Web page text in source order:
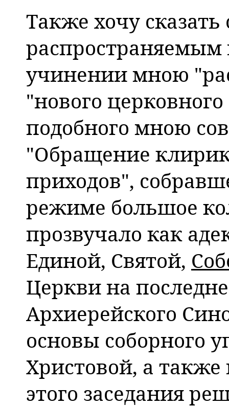
Также хочу
распространяемым
учинении мною
"нового
подобного мною
"Обращение
приходов",
режиме большое
прозвучало как
Единой, Святой,
Церкви на
Архиерейского
основы соборного
Христовой, а
этого заседания